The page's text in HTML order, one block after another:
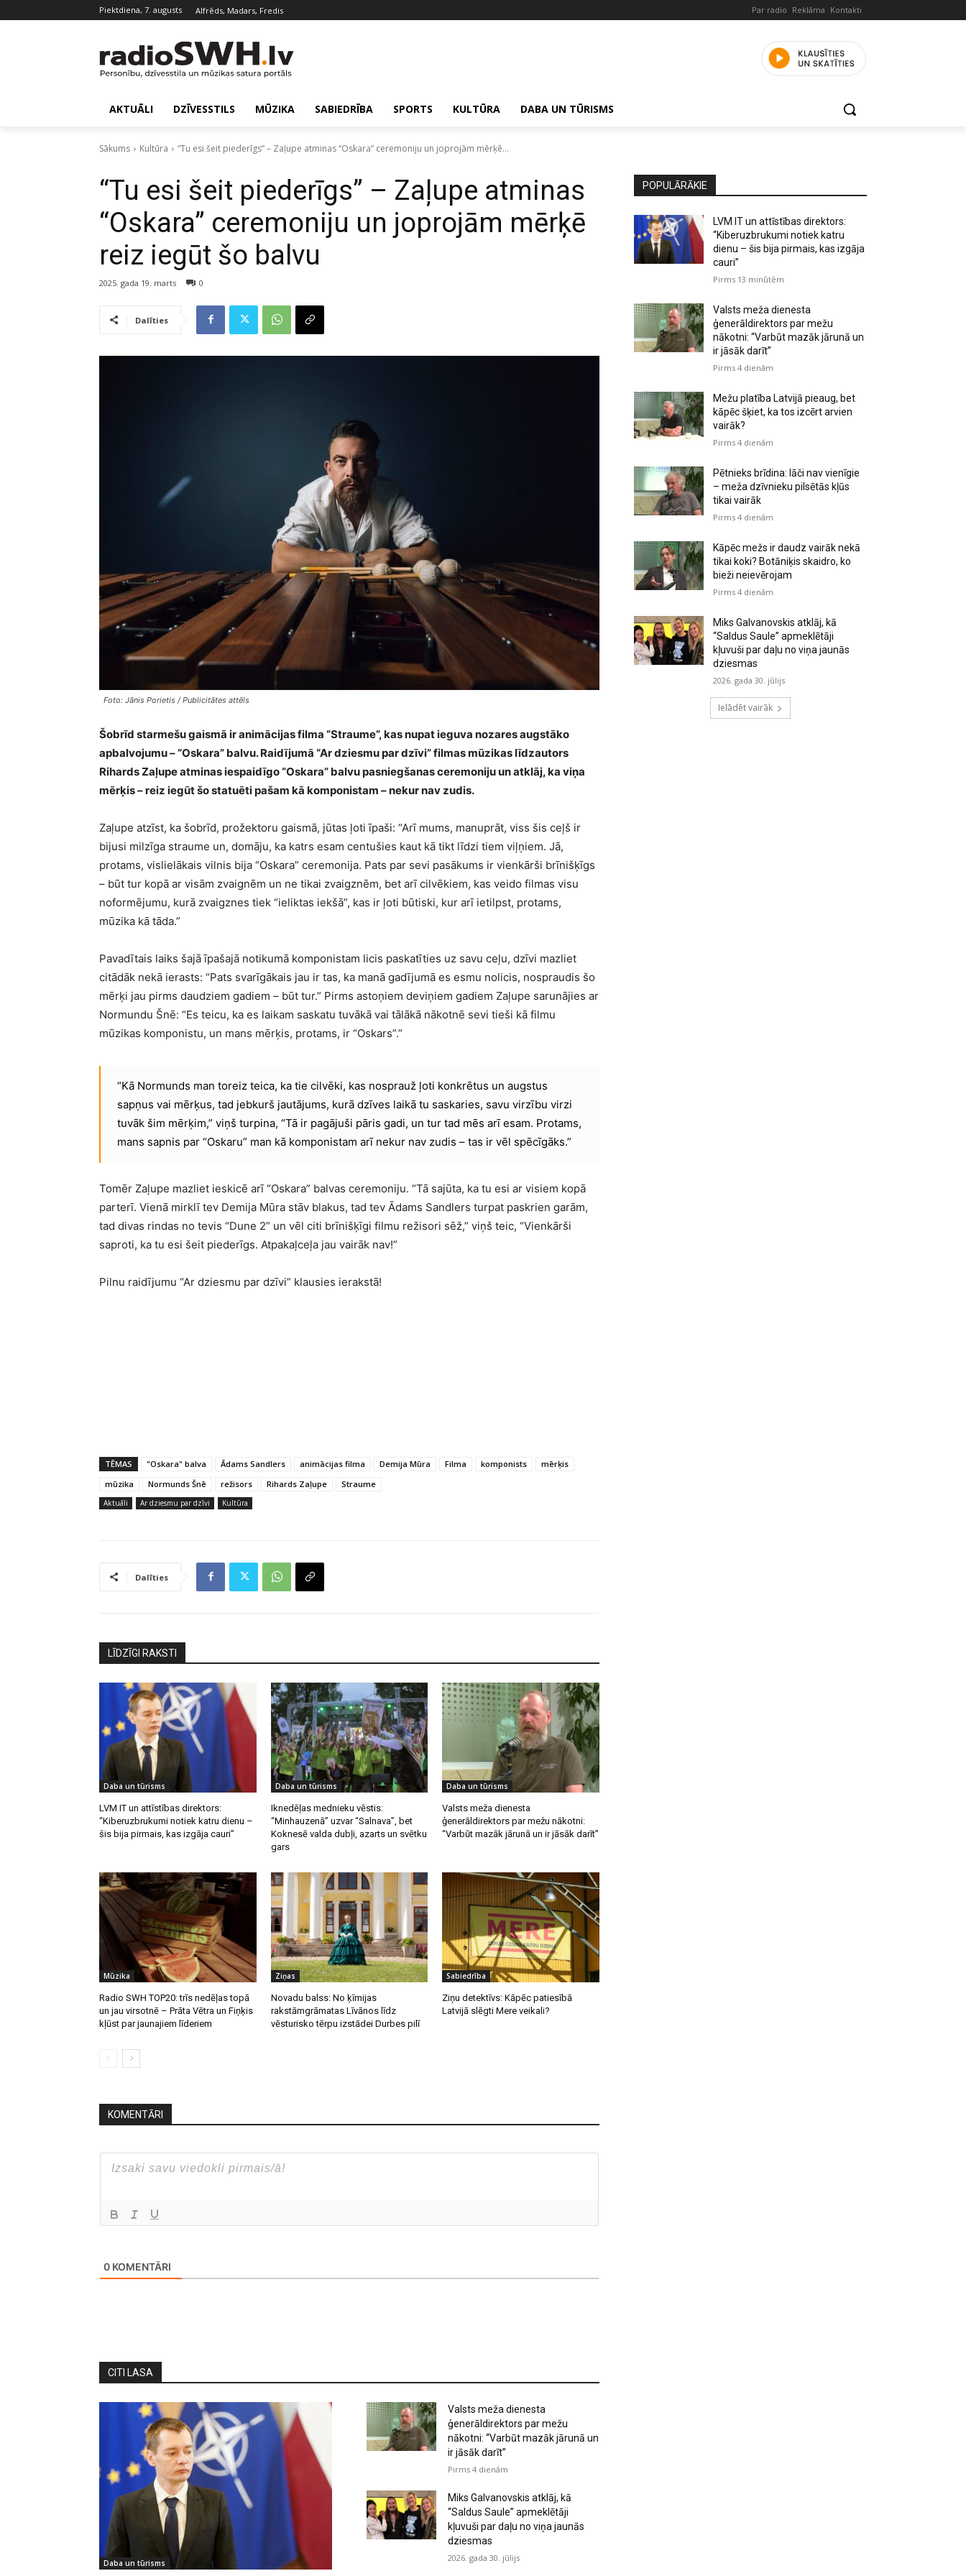
piektdiena, 7. augusts Alfrēds, Madars, Fredis Par radio Reklāma Kontakti
AKTUĀLI DZĪVESSTILS MŪZIKA SABIEDRĪBA SPORTS KULTŪRA DABA UN TŪRISMS
Sākums Kultūra “Tu esi šeit piederīgs” – Zaļupe atminas “Oskara” ceremoniju un joprojām mērķē...
“Tu esi šeit piederīgs” – Zaļupe atminas
“Oskara” ceremoniju un joprojām mērķē
reiz iegūt šo balvu
2025. gada 19. marts 0
Dalīties
Foto: Jānis Porietis / Publicitātes attēls
Šobrīd starmešu gaismā ir animācijas filma “Straume”, kas nupat ieguva nozares augstāko
apbalvojumu – “Oskara” balvu. Raidījumā “Ar dziesmu par dzīvi” filmas mūzikas līdzautors
Rihards Zaļupe atminas iespaidīgo “Oskara” balvu pasniegšanas ceremoniju un atklāj, ka viņa
mērķis – reiz iegūt šo statuēti pašam kā komponistam – nekur nav zudis.
Zaļupe atzīst, ka šobrīd, prožektoru gaismā, jūtas ļoti īpaši: “Arī mums, manuprāt, viss šis ceļš ir
bijusi milzīga straume un, domāju, ka katrs esam centušies kaut kā tikt līdzi tiem viļņiem. Jā,
protams, vislielākais vilnis bija “Oskara” ceremonija. Pats par sevi pasākums ir vienkārši brīnišķīgs
– būt tur kopā ar visām zvaignēm un ne tikai zvaigznēm, bet arī cilvēkiem, kas veido filmas visu
noformējumu, kurā zvaigznes tiek “ieliktas iekšā”, kas ir ļoti būtiski, kur arī ietilpst, protams,
mūzika kā tāda.”
Pavadītais laiks šajā īpašajā notikumā komponistam licis paskatīties uz savu ceļu, dzīvi mazliet
citādāk nekā ierasts: “Pats svarīgākais jau ir tas, ka manā gadījumā es esmu nolicis, nospraudis šo
mērķi jau pirms daudziem gadiem – būt tur.” Pirms astoņiem deviņiem gadiem Zaļupe sarunājies ar
Normundu Šnē: “Es teicu, ka es laikam saskatu tuvākā vai tālākā nākotnē sevi tieši kā filmu
mūzikas komponistu, un mans mērķis, protams, ir “Oskars”.”
“Kā Normunds man toreiz teica, ka tie cilvēki, kas nosprauž ļoti konkrētus un augstus
sapņus vai mērķus, tad jebkurš jautājums, kurā dzīves laikā tu saskaries, savu virzību virzi
tuvāk šim mērķim,” viņš turpina, “Tā ir pagājuši pāris gadi, un tur tad mēs arī esam. Protams,
mans sapnis par “Oskaru” man kā komponistam arī nekur nav zudis – tas ir vēl spēcīgāks.”
Tomēr Zaļupe mazliet ieskicē arī “Oskara” balvas ceremoniju. “Tā sajūta, ka tu esi ar visiem kopā
parterī. Vienā mirklī tev Demija Mūra stāv blakus, tad tev Ādams Sandlers turpat paskrien garām,
tad divas rindas no tevis “Dune 2” un vēl citi brīnišķīgi filmu režisori sēž,” viņš teic, “Vienkārši
saproti, ka tu esi šeit piederīgs. Atpakaļceļa jau vairāk nav!”
Pilnu raidījumu “Ar dziesmu par dzīvi” klausies ierakstā!
TĒMAS "Oskara" balva Ādams Sandlers animācijas filma Demija Mūra Filma komponists
mērķis
mūzika
Normunds Šnē režisors Rihards Zaļupe Straume
Aktuāli Ar dziesmu par dzīvi Kultūra
Dalīties
LĪDZĪGI RAKSTI
Daba un tūrisms
LVM IT un attīstības direktors:
“Kiberuzbrukumi notiek katru dienu –
šis bija pirmais, kas izgāja cauri”
Daba un tūrisms
Iknedēļas mednieku vēstis:
“Minhauzenā” uzvar “Salnava”, bet
Koknesē valda dubļi, azarts un svētku
gars
Daba un tūrisms
Valsts meža dienesta
ģenerāldirektors par mežu nākotni:
“Varbūt mazāk jārunā un ir jāsāk darīt”
Mūzika
Radio SWH TOP20: trīs nedēļas topā
un jau virsotnē – Prāta Vētra un Fiņķis
kļūst par jaunajiem līderiem
Ziņas
Novadu balss: No ķīmijas
rakstāmgrāmatas Līvānos līdz
vēsturisko tērpu izstādei Durbes pilī
Sabiedrība
Ziņu detektīvs: Kāpēc patiesībā
Latvijā slēgti Mere veikali?
KOMENTĀRI
0 KOMENTĀRI
CITI LASA
Daba un tūrisms
Valsts meža dienesta
ģenerāldirektors par mežu
nākotni: “Varbūt mazāk jārunā un
ir jāsāk darīt”
Pirms 4 dienām
Miks Galvanovskis atklāj, kā
“Saldus Saule” apmeklētāji
kļuvuši par daļu no viņa jaunās
dziesmas
2026. gada 30. jūlijs
POPULĀRĀKIE
LVM IT un attīstības direktors:
“Kiberuzbrukumi notiek katru
dienu – šis bija pirmais, kas izgāja
cauri”
Pirms 13 minūtēm
Valsts meža dienesta
ģenerāldirektors par mežu
nākotni: “Varbūt mazāk jārunā un
ir jāsāk darīt”
Pirms 4 dienām
Mežu platība Latvijā pieaug, bet
kāpēc šķiet, ka tos izcērt arvien
vairāk?
Pirms 4 dienām
Pētnieks brīdina: lāči nav vienīgie
– meža dzīvnieku pilsētās kļūs
tikai vairāk
Pirms 4 dienām
Kāpēc mežs ir daudz vairāk nekā
tikai koki? Botāniķis skaidro, ko
bieži neievērojam
Pirms 4 dienām
Miks Galvanovskis atklāj, kā
“Saldus Saule” apmeklētāji
kļuvuši par daļu no viņa jaunās
dziesmas
2026. gada 30. jūlijs
Ielādēt vairāk